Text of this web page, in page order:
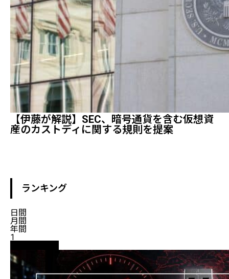
【伊藤が解説】SEC、暗号通貨を含む仮想資
産のカストディに関する規則を提案
ランキング
日間
月間
年間
1